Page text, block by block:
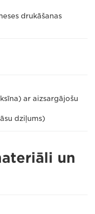
drukāšanas
ar aizsargājošu
dziļums)
un